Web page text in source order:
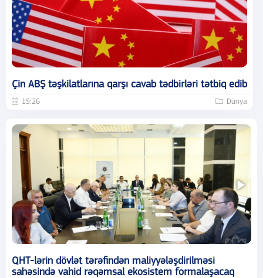
Çin ABŞ təşkilatlarına qarşı cavab tədbirləri tətbiq edib
15:26 Dünya
QHT-lərin dövlət tərəfindən maliyyələşdirilməsi
sahəsində vahid rəqəmsal ekosistem formalaşacaq